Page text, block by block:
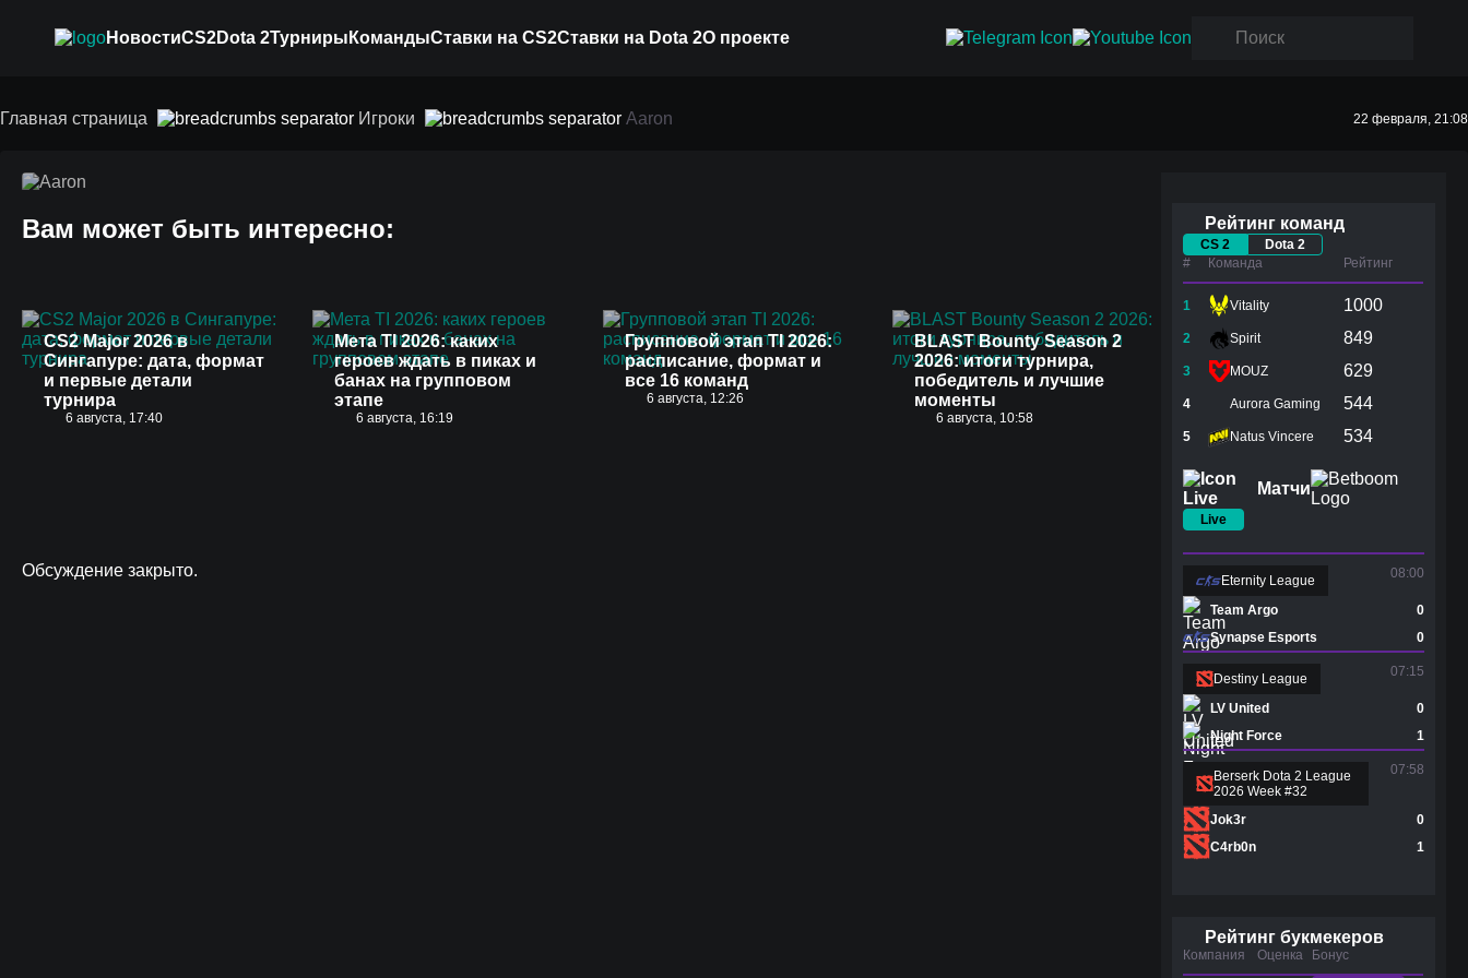
НовостиCS2Dota 2Турниры КомандыСтавки на CS2Ставки на Dota 2О проекте
Главная страница Игроки Aaron 22 февраля, 21:08
Aaron
Вам может быть интересно:
CS2 Major 2026 в
Сингапуре: дата, формат
и первые детали
турнира
6 августа, 17:40
Мета TI 2026: каких
героев ждать в пиках и
банах на групповом
этапе
6 августа, 16:19
Групповой этап TI 2026:
расписание, формат и
все 16 команд
6 августа, 12:26
BLAST Bounty Season 2
2026: итоги турнира,
победитель и лучшие
моменты
6 августа, 10:58
Обсуждение закрыто.
Рейтинг команд
CS 2
Dota 2
#
Команда Рейтинг
1 Vitality 1000
2 Spirit 849
3 MOUZ 629
4 Aurora Gaming 544
5 Natus Vincere 534
Матчи
Live
Eternity League 08:00
Team Argo
0
Synapse Esports
0
Destiny League 07:15
LV United
0
Night Force
1
Berserk Dota 2 League
2026 Week #32
07:58
Jok3r
0
C4rb0n
1
Рейтинг букмекеров
Компания Оценка Бонус